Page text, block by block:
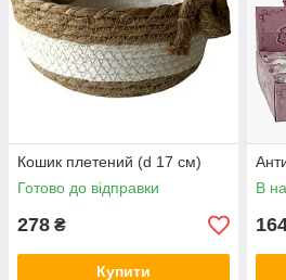
Кошик плетений (d 17 см)
Готово до відправки
278 ₴
Купити
В